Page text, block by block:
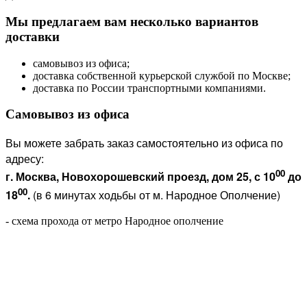
Мы предлагаем вам несколько вариантов
доставки
самовывоз из офиса;
доставка собственной курьерской службой по Москве;
доставка по России транспортными компаниями.
Самовывоз из офиса
Вы можете забрать заказ самостоятельно из офиса по
адресу:
г. Москва, Новохорошевский проезд, дом 25, с 1000 до
1800. (в 6 минутах ходьбы от м. Народное Ополчение)
- схема прохода от метро Народное ополчение